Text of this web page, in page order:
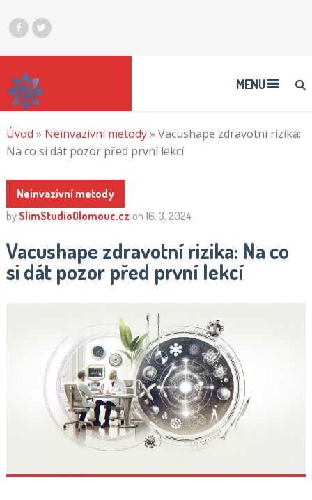
Hrajte
výherní
automaty
zdarma
2026
Bingo
Bolas:
se
často
nejdůležitější
prioritou,
MENU
Úvod » Neinvazivní metody» Vacushape zdravotní rizika:
Na co si dát pozor před první lekcí
Neinvazivní metody
bySlimStudioOlomouc.cz on 16. 3. 2024
Vacushape zdravotní rizika: Na co
si dát pozor před první lekcí